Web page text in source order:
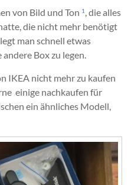
von Bild und Ton 1 , die alles
die nicht mehr benötigt
man schnell etwas
Box zu legen.
IKEA nicht mehr zu kaufen
einige nachkaufen für
ein ähnliches Modell,